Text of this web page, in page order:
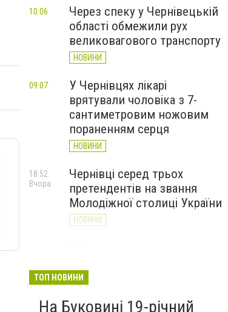
Через спеку у Чернівецькій
області обмежили рух
великовагового транспорту
НОВИНИ
10:06
У Чернівцях лікарі
врятували чоловіка з 7-
сантиметровим ножовим
пораненням серця
НОВИНИ
09:07
Чернівці серед трьох
претендентів на звання
Молодіжної столиці України
НОВИНИ
18:52
Вчора
транспорту: перелік
НОВИНИ
ТОП НОВИНИ
На Буковині 19-річний